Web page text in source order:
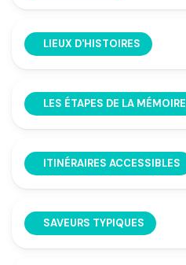
LIEUX D'HISTOIRES
LES ÉTAPES DE LA MÉMOIRE
ITINÉRAIRES ACCESSIBLES
SAVEURS TYPIQUES